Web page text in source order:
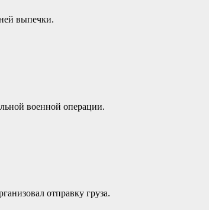
выпечки.
военной операции.
отправку груза.